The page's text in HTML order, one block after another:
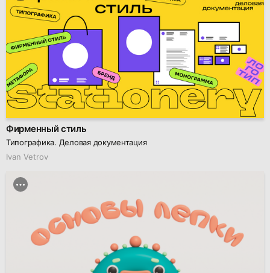
Фирменный стиль
Типографика. Деловая документация
Ivan Vetrov